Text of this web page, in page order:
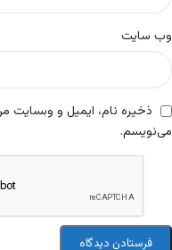
وب‌ سایت
ذخیره نام، ایمیل و وبسایت
می‌نویسم.